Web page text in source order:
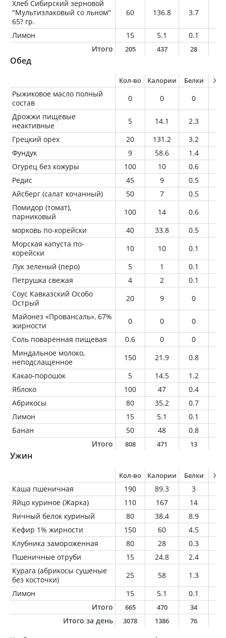
Хлеб Сибирский зерновой
"Мультизлаковый со льном"
65? гр.
60 136.8 3.7
Лимон 15 5.1 0.1
Итого
205 437 28
Обед
Кол-во Калории Белки
Рыжиковое масло полный
состав
0 0 0
Дрожжи пищевые
неактивные
5 14.1 2.3
Грецкий орех
20 131.2 3.2
Фундук
9 58.6 1.4
Огурец без кожуры
100 10 0.6
Редис
45 9 0.5
Айсберг (салат кочанный)
50 7 0.5
Помидор (томат),
парниковый
100 14 0.6
морковь по-корейски
40 33.8 0.5
Морская капуста по-
корейски
10 10 0.1
Лук зеленый (перо)
5 1 0.1
Петрушка свежая
4 2 0.1
Соус Кавказский Особо
Острый
20 9 0
Майонез «Провансаль», 67%
жирности
0 0 0
Соль поваренная пищевая
0.6 0 0
Миндальное молоко,
неподслащенное
150 21.9 0.8
Какао-порошок
5 14.5 1.2
Яблоко
100 47 0.4
Абрикосы
80 35.2 0.7
Лимон
15 5.1 0.1
Банан
50 48 0.8
Итого
808 471 13
Ужин
Кол-во Калории Белки
Каша пшеничная 190 89.3 3
Яйцо куриное (Жарка)
110 167 14
Яичный белок куриный
80 38.4 8.9
Кефир 1% жирности
150 60 4.5
Клубника замороженная
80 28 0.3
Пшеничные отруби
15 24.8 2.4
Курага (абрикосы сушеные
без косточки)
25 58 1.3
Лимон
15 5.1 0.1
Итого
665 470 34
Итого за день 3078 1386 76